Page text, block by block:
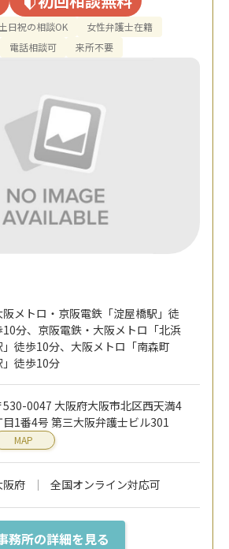
土日祝の相談OK
女性弁護士在籍
電話相談可 来所不要
阪メトロ・京阪電鉄「淀屋橋駅」徒
10分、京阪電鉄・大阪メトロ「北浜
」徒歩10分、大阪メトロ「南森町
」徒歩10分
530-0047 大阪府大阪市北区西天満4
目1番4号 第三大阪弁護士ビル301
MAP
阪府 全国オンライン対応可
務所の詳細を見る